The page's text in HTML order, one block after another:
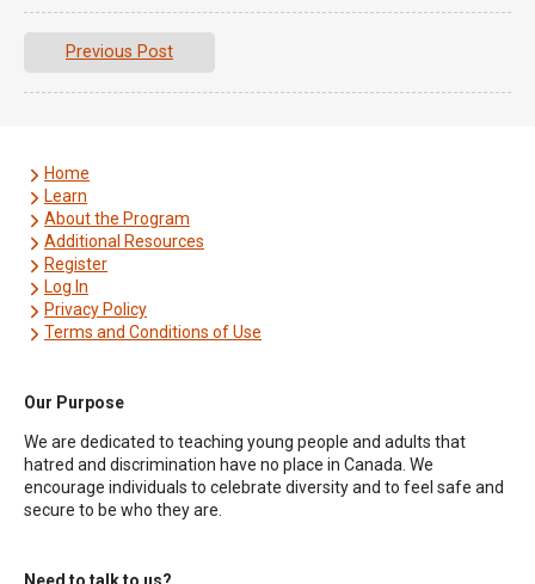
Previous Post
Home
Learn
About the Program
Additional Resources
Register
Log In
Privacy Policy
Terms and Conditions of Use
Our Purpose
We are dedicated to teaching young people and adults that
hatred and discrimination have no place in Canada. We
encourage individuals to celebrate diversity and to feel safe and
secure to be who they are.